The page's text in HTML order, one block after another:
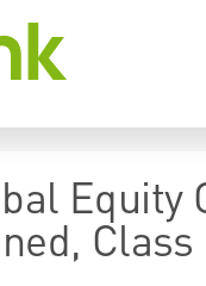
Equity
Class